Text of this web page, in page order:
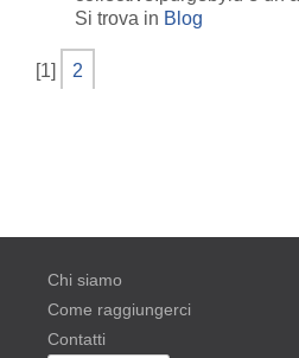
Si trova in Blog
[1] 2
Chi siamo
Come raggiungerci
Contatti